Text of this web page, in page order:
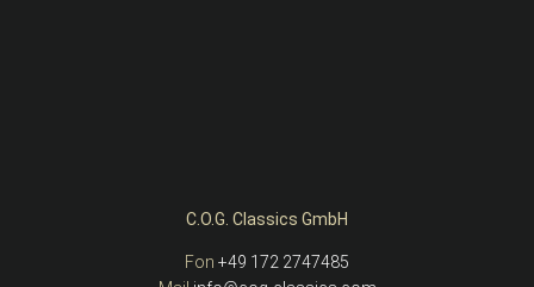
C.O.G. Classics GmbH
Fon +49 172 2747485